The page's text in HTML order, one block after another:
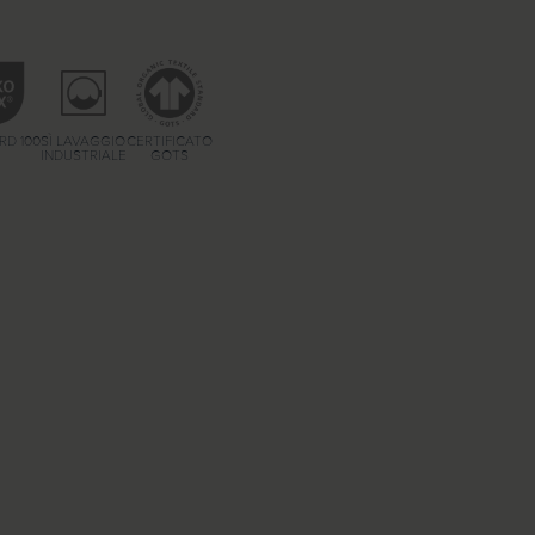
100SÌ LAVAGGIO
INDUSTRIALE
CERTIFICATO
GOTS